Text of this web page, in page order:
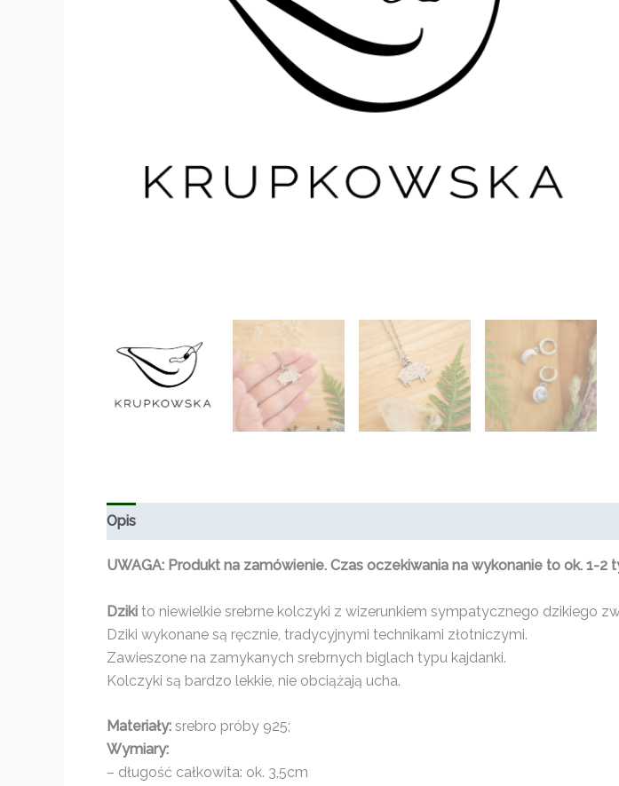
Opis
UWAGA: Produkt na zamówienie. Czas oczekiwania na wykonanie to ok. 1-2
Dziki to niewielkie srebrne kolczyki z wizerunkiem sympatycznego dzikiego
Dziki wykonane są ręcznie, tradycyjnymi technikami złotniczymi.
Zawieszone na zamykanych srebrnych biglach typu kajdanki.
Kolczyki są bardzo lekkie, nie obciążają ucha.
Materiały: srebro próby 925;
Wymiary:
– długość całkowita: ok. 3,5cm